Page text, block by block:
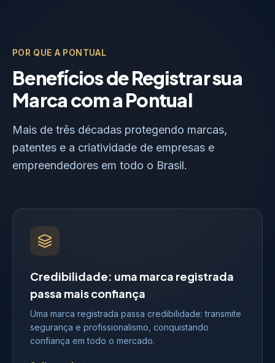
POR QUE A PONTUAL
Benefícios de Registrar sua
Marca com a Pontual
Mais de três décadas protegendo marcas,
patentes e a criatividade de empresas e
empreendedores em todo o Brasil.
Credibilidade: uma marca registrada
passa mais confiança
Uma marca registrada passa credibilidade: transmite
segurança e profissionalismo, conquistando
confiança em todo o mercado.